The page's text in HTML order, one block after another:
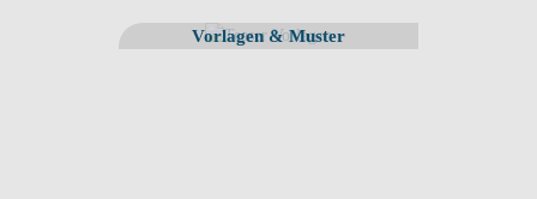
Vorlagen & Muster